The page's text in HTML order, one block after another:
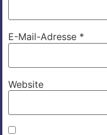
E-Mail-Adresse *
Website